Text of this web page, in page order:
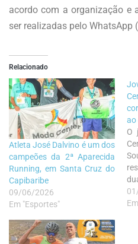
acordo com a organização e
ser realizadas pelo WhatsApp
Relacionado
Atleta José Dalvino é um dos
campeões da 2ª Aparecida
Running, em Santa Cruz do
Capibaribe
09/06/2026
Em "Esportes"
ao
O